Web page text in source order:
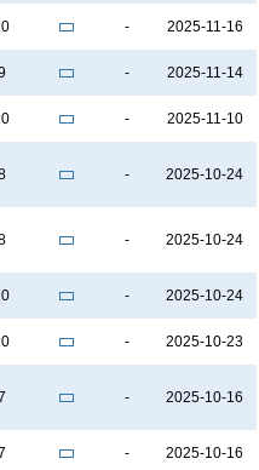
- 2025-11-16
- 2025-11-14
- 2025-11-10
- 2025-10-24
- 2025-10-24
- 2025-10-24
- 2025-10-23
- 2025-10-16
- 2025-10-16